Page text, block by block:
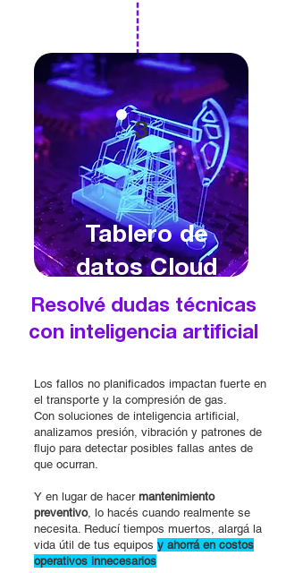
3
Tablero de
datos Cloud
Resolvé dudas técnicas
con inteligencia artificial
Los fallos no planificados impactan fuerte en
el transporte y la compresión de gas.
Con soluciones de inteligencia artificial,
analizamos presión, vibración y patrones de
flujo para detectar posibles fallas antes de
que ocurran.
Y en lugar de hacer mantenimiento
preventivo, lo hacés cuando realmente se
necesita. Reducí tiempos muertos, alargá la
vida útil de tus equipos y ahorrá en costos
operativos innecesarios